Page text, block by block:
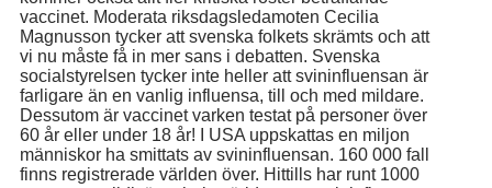
vaccinet. Moderata riksdagsledamoten Cecilia
Magnusson tycker att svenska folkets skrämts och att
vi nu måste få in mer sans i debatten. Svenska
socialstyrelsen tycker inte heller att svininfluensan är
farligare än en vanlig influensa, till och med mildare.
Dessutom är vaccinet varken testat på personer över
60 år eller under 18 år! I USA uppskattas en miljon
människor ha smittats av svininfluensan. 160 000 fall
finns registrerade världen över. Hittills har runt 1000